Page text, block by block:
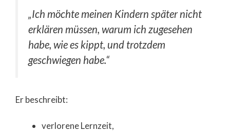
„Ich möchte meinen Kindern später nicht
erklären müssen, warum ich zugesehen
habe, wie es kippt, und trotzdem
geschwiegen habe.“
Er beschreibt:
verlorene Lernzeit,